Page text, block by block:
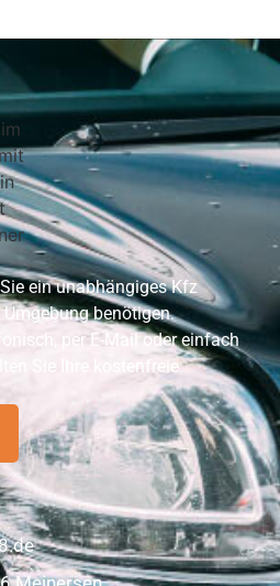
ein unabhängiges Kfz
benötigen.
per E-Mail oder einfach
Sie Ihre kostenfreie